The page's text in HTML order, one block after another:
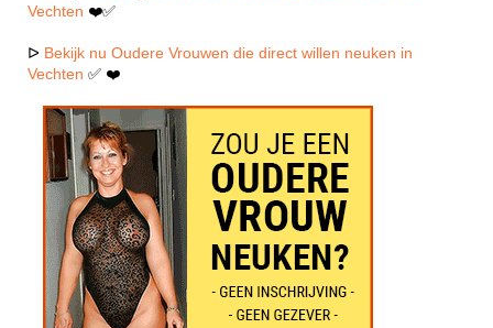
Vechten ❤️✅
ᐅ Bekijk nu Oudere Vrouwen die direct willen neuken in
Vechten ✅ ❤️